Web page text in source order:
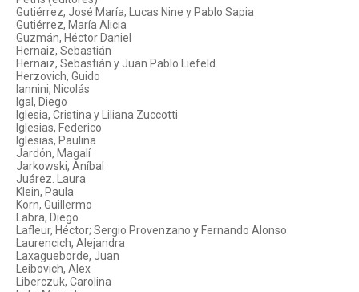
Gutiérrez, José María; Lucas Nine y Pablo Sapia
Gutiérrez, María Alicia
Guzmán, Héctor Daniel
Hernaiz, Sebastián
Hernaiz, Sebastián y Juan Pablo Liefeld
Herzovich, Guido
Iannini, Nicolás
Igal, Diego
Iglesia, Cristina y Liliana Zuccotti
Iglesias, Federico
Iglesias, Paulina
Jardón, Magalí
Jarkowski, Aníbal
Juárez. Laura
Klein, Paula
Korn, Guillermo
Labra, Diego
Lafleur, Héctor; Sergio Provenzano y Fernando Alonso
Laurencich, Alejandra
Laxagueborde, Juan
Leibovich, Alex
Liberczuk, Carolina